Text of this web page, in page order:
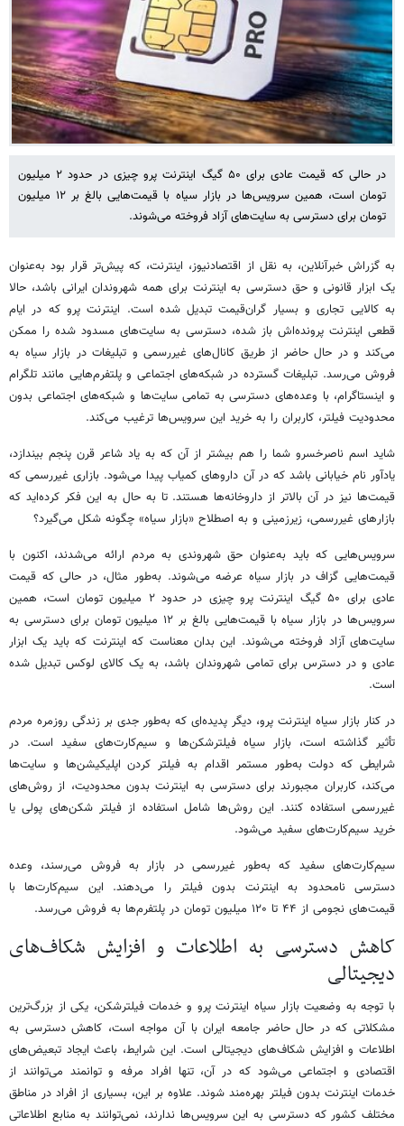
در حالی که قیمت عادی برای ۵۰ گیگ اینترنت پرو چیزی در حدود ۲ میلیون
تومان است، همین سرویس‌ها در بازار سیاه با قیمت‌هایی بالغ بر ۱۲ میلیون
تومان برای دسترسی به سایت‌های آزاد فروخته می‌شوند.
به گزراش خبرآنلاین، به نقل از اقتصادنیوز، اینترنت، که پیش‌تر قرار بود به‌عنوان
یک ابزار قانونی و حق دسترسی به اینترنت برای همه شهروندان ایرانی باشد، حالا
به کالایی تجاری و بسیار گران‌قیمت تبدیل شده است. اینترنت پرو که در ایام
قطعی اینترنت پرونده‌اش باز شده، دسترسی به سایت‌های مسدود شده را ممکن
می‌کند و در حال حاضر از طریق کانال‌های غیررسمی و تبلیغات در بازار سیاه به
فروش می‌رسد. تبلیغات گسترده در شبکه‌های اجتماعی و پلتفرم‌هایی مانند تلگرام
و اینستاگرام، با وعده‌های دسترسی به تمامی سایت‌ها و شبکه‌های اجتماعی بدون
محدودیت فیلتر، کاربران را به خرید این سرویس‌ها ترغیب می‌کند.
شاید اسم ناصرخسرو شما را هم بیشتر از آن که به یاد شاعر قرن پنجم بیندازد،
یادآور نام خیابانی باشد که در آن داروهای کمیاب پیدا می‌شود. بازاری غیررسمی که
قیمت‌ها نیز در آن بالاتر از داروخانه‌ها هستند. تا به حال به این فکر کرده‌اید که
بازارهای غیررسمی، زیرزمینی و به اصطلاح «بازار سیاه» چگونه شکل می‌گیرد؟
سرویس‌هایی که باید به‌عنوان حق شهروندی به مردم ارائه می‌شدند، اکنون با
قیمت‌هایی گزاف در بازار سیاه عرضه می‌شوند. به‌طور مثال، در حالی که قیمت
عادی برای ۵۰ گیگ اینترنت پرو چیزی در حدود ۲ میلیون تومان است، همین
سرویس‌ها در بازار سیاه با قیمت‌هایی بالغ بر ۱۲ میلیون تومان برای دسترسی به
سایت‌های آزاد فروخته می‌شوند. این بدان معناست که اینترنت که باید یک ابزار
عادی و در دسترس برای تمامی شهروندان باشد، به یک کالای لوکس تبدیل شده
است.
در کنار بازار سیاه اینترنت پرو، دیگر پدیده‌ای که به‌طور جدی بر زندگی روزمره مردم
تأثیر گذاشته است، بازار سیاه فیلترشکن‌ها و سیم‌کارت‌های سفید است. در
شرایطی که دولت به‌طور مستمر اقدام به فیلتر کردن اپلیکیشن‌ها و سایت‌ها
می‌کند، کاربران مجبورند برای دسترسی به اینترنت بدون محدودیت، از روش‌های
غیررسمی استفاده کنند. این روش‌ها شامل استفاده از فیلتر شکن‌های پولی یا
خرید سیم‌کارت‌های سفید می‌شود.
سیم‌کارت‌های سفید که به‌طور غیررسمی در بازار به فروش می‌رسند، وعده
دسترسی نامحدود به اینترنت بدون فیلتر را می‌دهند. این سیم‌کارت‌ها با
قیمت‌های نجومی از ۴۴ تا ۱۲۰ میلیون تومان در پلتفرم‌ها به فروش می‌رسد.
کاهش دسترسی به اطلاعات و افزایش شکاف‌های
دیجیتالی​
با توجه به وضعیت بازار سیاه اینترنت پرو و خدمات فیلترشکن، یکی از بزرگ‌ترین
مشکلاتی که در حال حاضر جامعه ایران با آن مواجه است، کاهش دسترسی به
اطلاعات و افزایش شکاف‌های دیجیتالی است. این شرایط، باعث ایجاد تبعیض‌های
اقتصادی و اجتماعی می‌شود که در آن، تنها افراد مرفه و توانمند می‌توانند از
خدمات اینترنت بدون فیلتر بهره‌مند شوند. علاوه بر این، بسیاری از افراد در مناطق
مختلف کشور که دسترسی به این سرویس‌ها ندارند، نمی‌توانند به منابع اطلاعاتی